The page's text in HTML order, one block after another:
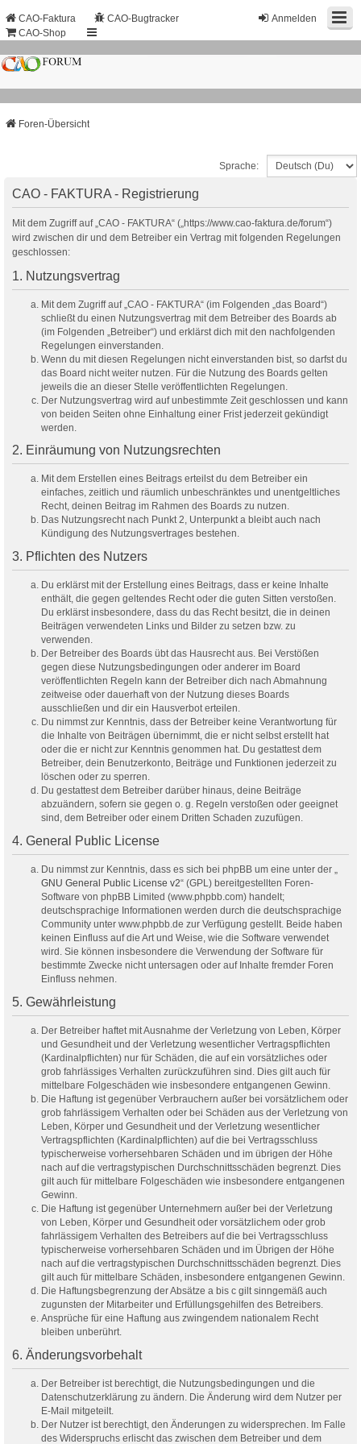
Anmelden
CAO-Faktura
CAO-Bugtracker
CAO-Shop
Foren-Übersicht
Sprache:
CAO - FAKTURA - Registrierung
Mit dem Zugriff auf „CAO - FAKTURA“ („https://www.cao-faktura.de/forum“)
wird zwischen dir und dem Betreiber ein Vertrag mit folgenden Regelungen
geschlossen:
1. Nutzungsvertrag
Mit dem Zugriff auf „CAO - FAKTURA“ (im Folgenden „das Board“)
schließt du einen Nutzungsvertrag mit dem Betreiber des Boards ab
(im Folgenden „Betreiber“) und erklärst dich mit den nachfolgenden
Regelungen einverstanden.
Wenn du mit diesen Regelungen nicht einverstanden bist, so darfst du
das Board nicht weiter nutzen. Für die Nutzung des Boards gelten
jeweils die an dieser Stelle veröffentlichten Regelungen.
Der Nutzungsvertrag wird auf unbestimmte Zeit geschlossen und kann
von beiden Seiten ohne Einhaltung einer Frist jederzeit gekündigt
werden.
2. Einräumung von Nutzungsrechten
Mit dem Erstellen eines Beitrags erteilst du dem Betreiber ein
einfaches, zeitlich und räumlich unbeschränktes und unentgeltliches
Recht, deinen Beitrag im Rahmen des Boards zu nutzen.
Das Nutzungsrecht nach Punkt 2, Unterpunkt a bleibt auch nach
Kündigung des Nutzungsvertrages bestehen.
3. Pflichten des Nutzers
Du erklärst mit der Erstellung eines Beitrags, dass er keine Inhalte
enthält, die gegen geltendes Recht oder die guten Sitten verstoßen.
Du erklärst insbesondere, dass du das Recht besitzt, die in deinen
Beiträgen verwendeten Links und Bilder zu setzen bzw. zu
verwenden.
Der Betreiber des Boards übt das Hausrecht aus. Bei Verstößen
gegen diese Nutzungsbedingungen oder anderer im Board
veröffentlichten Regeln kann der Betreiber dich nach Abmahnung
zeitweise oder dauerhaft von der Nutzung dieses Boards
ausschließen und dir ein Hausverbot erteilen.
Du nimmst zur Kenntnis, dass der Betreiber keine Verantwortung für
die Inhalte von Beiträgen übernimmt, die er nicht selbst erstellt hat
oder die er nicht zur Kenntnis genommen hat. Du gestattest dem
Betreiber, dein Benutzerkonto, Beiträge und Funktionen jederzeit zu
löschen oder zu sperren.
Du gestattest dem Betreiber darüber hinaus, deine Beiträge
abzuändern, sofern sie gegen o. g. Regeln verstoßen oder geeignet
sind, dem Betreiber oder einem Dritten Schaden zuzufügen.
4. General Public License
Du nimmst zur Kenntnis, dass es sich bei phpBB um eine unter der „
GNU General Public License v2“ (GPL) bereitgestellten Foren-
Software von phpBB Limited (www.phpbb.com) handelt;
deutschsprachige Informationen werden durch die deutschsprachige
Community unter www.phpbb.de zur Verfügung gestellt. Beide haben
keinen Einfluss auf die Art und Weise, wie die Software verwendet
wird. Sie können insbesondere die Verwendung der Software für
bestimmte Zwecke nicht untersagen oder auf Inhalte fremder Foren
Einfluss nehmen.
5. Gewährleistung
Der Betreiber haftet mit Ausnahme der Verletzung von Leben, Körper
und Gesundheit und der Verletzung wesentlicher Vertragspflichten
(Kardinalpflichten) nur für Schäden, die auf ein vorsätzliches oder
grob fahrlässiges Verhalten zurückzuführen sind. Dies gilt auch für
mittelbare Folgeschäden wie insbesondere entgangenen Gewinn.
Die Haftung ist gegenüber Verbrauchern außer bei vorsätzlichem oder
grob fahrlässigem Verhalten oder bei Schäden aus der Verletzung von
Leben, Körper und Gesundheit und der Verletzung wesentlicher
Vertragspflichten (Kardinalpflichten) auf die bei Vertragsschluss
typischerweise vorhersehbaren Schäden und im übrigen der Höhe
nach auf die vertragstypischen Durchschnittsschäden begrenzt. Dies
gilt auch für mittelbare Folgeschäden wie insbesondere entgangenen
Gewinn.
Die Haftung ist gegenüber Unternehmern außer bei der Verletzung
von Leben, Körper und Gesundheit oder vorsätzlichem oder grob
fahrlässigem Verhalten des Betreibers auf die bei Vertragsschluss
typischerweise vorhersehbaren Schäden und im Übrigen der Höhe
nach auf die vertragstypischen Durchschnittsschäden begrenzt. Dies
gilt auch für mittelbare Schäden, insbesondere entgangenen Gewinn.
Die Haftungsbegrenzung der Absätze a bis c gilt sinngemäß auch
zugunsten der Mitarbeiter und Erfüllungsgehilfen des Betreibers.
Ansprüche für eine Haftung aus zwingendem nationalem Recht
bleiben unberührt.
6. Änderungsvorbehalt
Der Betreiber ist berechtigt, die Nutzungsbedingungen und die
Datenschutzerklärung zu ändern. Die Änderung wird dem Nutzer per
E-Mail mitgeteilt.
Der Nutzer ist berechtigt, den Änderungen zu widersprechen. Im Falle
des Widerspruchs erlischt das zwischen dem Betreiber und dem